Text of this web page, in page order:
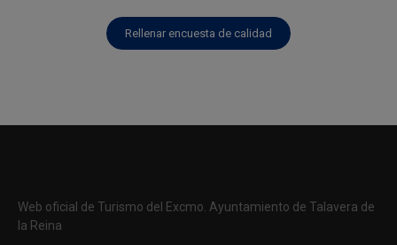
Rellenar encuesta de calidad
Web oficial de Turismo del Excmo. Ayuntamiento de Talavera de
la Reina